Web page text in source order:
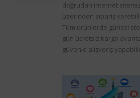
doğrudan internet sitemiz
üzerinden sipariş
Tüm ürünlerde güncel
gün ücretsiz kargo
güvenle alışveriş